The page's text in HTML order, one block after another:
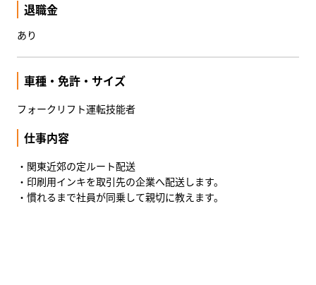
退職金
あり
車種・免許・サイズ
フォークリフト運転技能者
仕事内容
・関東近郊の定ルート配送
・印刷用インキを取引先の企業へ配送します。
・慣れるまで社員が同乗して親切に教えます。